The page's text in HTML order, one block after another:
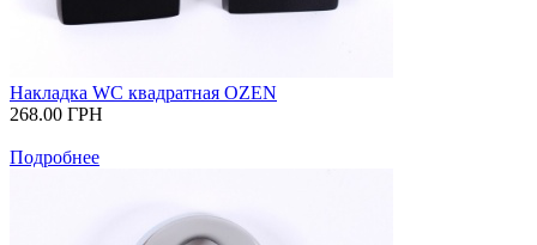
Накладка WC квадратная OZEN
268.00 ГРН
Подробнее